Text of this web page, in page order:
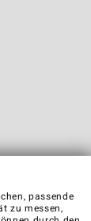
passende
zu messen,